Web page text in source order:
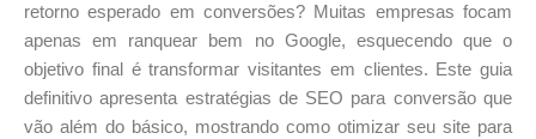
retorno esperado em conversões? Muitas empresas focam
apenas em ranquear bem no Google, esquecendo que o
objetivo final é transformar visitantes em clientes. Este guia
definitivo apresenta estratégias de SEO para conversão que
vão além do básico, mostrando como otimizar seu site para